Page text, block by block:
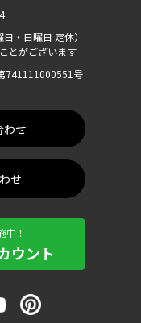
日曜日 定休）
とがございます
741111000551号
わせ
せ
中！
ウント